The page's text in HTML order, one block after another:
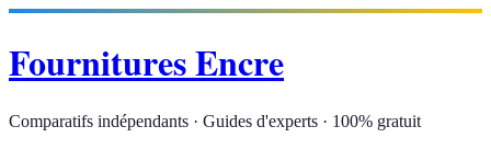
Fournitures Encre
Comparatifs indépendants · Guides d'experts · 100% gratuit